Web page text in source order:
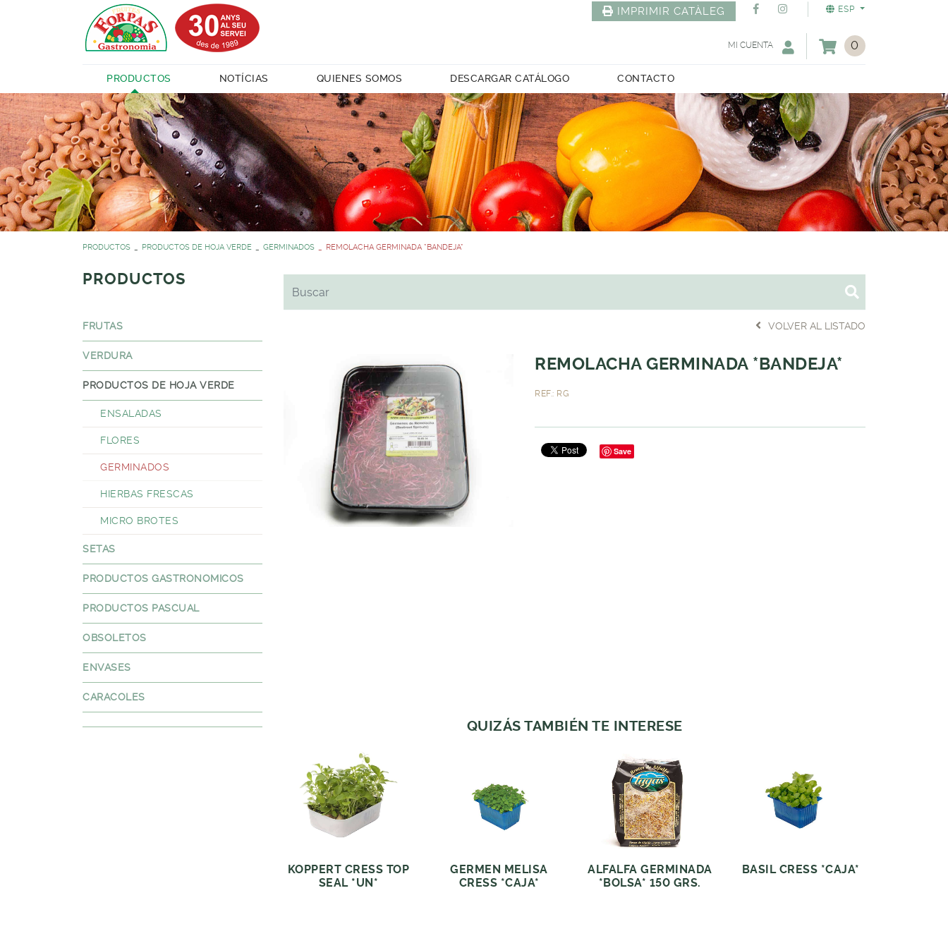
ESP
IMPRIMIR CATÀLEG
0
MI CUENTA
PRODUCTOS NOTÍCIAS QUIENES SOMOS DESCARGAR CATÁLOGO CONTACTO
PRODUCTOS PRODUCTOS DE HOJA VERDE GERMINADOS REMOLACHA GERMINADA *BANDEJA*
PRODUCTOS
FRUTAS
VERDURA
PRODUCTOS DE HOJA VERDE
ENSALADAS
FLORES
GERMINADOS
HIERBAS FRESCAS
MICRO BROTES
SETAS
PRODUCTOS GASTRONOMICOS
PRODUCTOS PASCUAL
OBSOLETOS
ENVASES
CARACOLES
VOLVER AL LISTADO
REMOLACHA GERMINADA *BANDEJA*
REF.: RG
Save
QUIZÁS TAMBIÉN TE INTERESE
KOPPERT CRESS TOP
SEAL *UN*
GERMEN MELISA
CRESS *CAJA*
ALFALFA GERMINADA
*BOLSA* 150 GRS.
BASIL CRESS *CAJA*